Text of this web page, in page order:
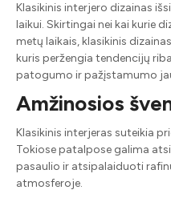
Klasikinis interjero dizainas
laikui. Skirtingai nei kai kurie
metų laikais, klasikinis
kuris peržengia tendencijų
patogumo ir pažįstamumo
Amžinosios
Klasikinis interjeras suteikia
Tokiose patalpose galima
pasaulio ir atsipalaiduoti
atmosferoje.